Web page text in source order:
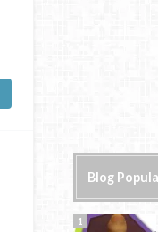
Blog